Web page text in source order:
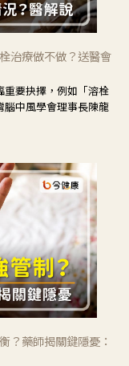
治療做不做？送醫會
要抉擇，例如「溶栓
中風學會理事長陳龍
？藥師揭關鍵隱憂：